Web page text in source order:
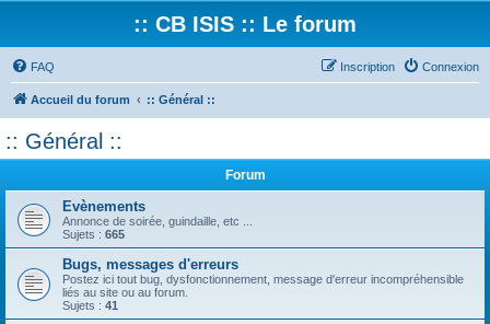
:: CB ISIS :: Le forum
FAQ Connexion
Inscription
Accueil du forum :: Général ::
:: Général ::
Forum
Evènements
Annonce de soirée, guindaille, etc ...
Sujets : 665
Bugs, messages d'erreurs
Postez ici tout bug, dysfonctionnement, message d'erreur incompréhensible
liés au site ou au forum.
Sujets : 41